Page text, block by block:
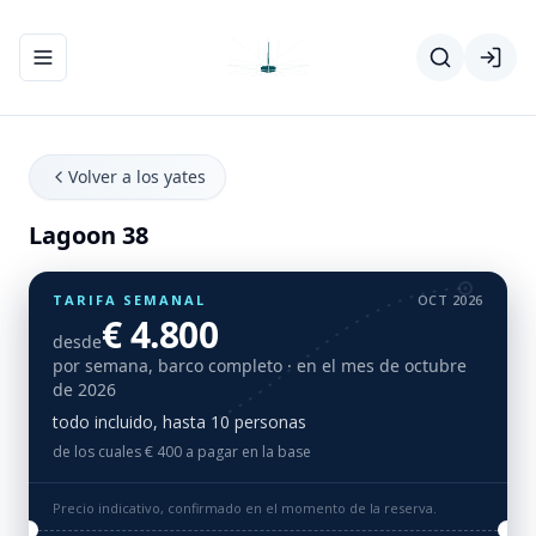
Abrir/cerrar el menú de navegación
Volver a los yates
Lagoon 38
TARIFA SEMANAL OCT 2026
desde€ 4.800
por semana, barco completo · en el mes de octubre
de 2026
todo incluido, hasta 10 personas
de los cuales € 400 a pagar en la base
Precio indicativo, confirmado en el momento de la reserva.